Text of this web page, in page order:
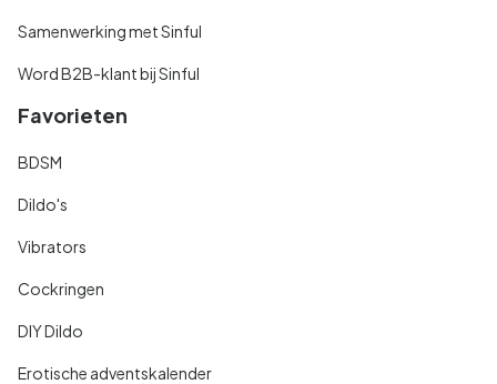
Samenwerking met Sinful
Word B2B-klant bij Sinful
Favorieten
BDSM
Dildo's
Vibrators
Cockringen
DIY Dildo
Erotische adventskalender